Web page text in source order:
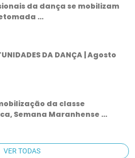
da dança se mobilizam
...
DA DANÇA | Agosto
da classe
Semana Maranhense ...
VER TODAS